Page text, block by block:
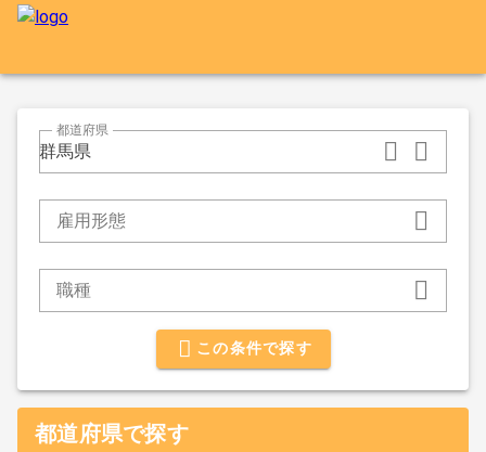
群馬県
都道府県
雇用形態
職種
この条件で探す
都道府県で探す